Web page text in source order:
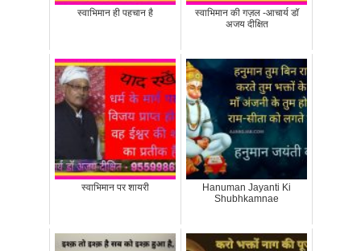
स्वाभिमान ही पहचान है
स्वाभिमान की गज़ल -आचार्य डॉ
अजय दीक्षित
स्वाभिमान पर शायरी
Hanuman Jayanti Ki
Shubhkamnae